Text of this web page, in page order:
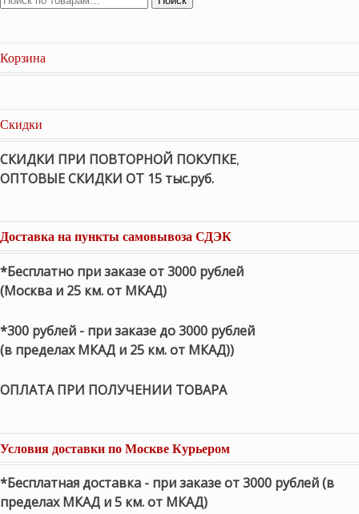
Корзина
Скидки
СКИДКИ ПРИ ПОВТОРНОЙ ПОКУПКЕ,
ОПТОВЫЕ СКИДКИ ОТ 15 тыс.руб.
Доставка на пункты самовывоза СДЭК
*Бесплатно при заказе от 3000 рублей
(Москва и 25 км. от МКАД)
*300 рублей - при заказе до 3000 рублей
(в пределах МКАД и 25 км. от МКАД))
ОПЛАТА ПРИ ПОЛУЧЕНИИ ТОВАРА
Условия доставки по Москве Курьером
*Бесплатная доставка - при заказе от 3000 рублей (в
пределах МКАД и 5 км. от МКАД)